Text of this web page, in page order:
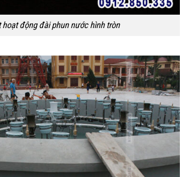
hoạt động đài phun nước hình tròn